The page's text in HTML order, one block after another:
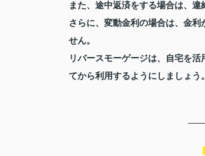
また、途中返済をする場合は、違
さらに、変動金利の場合は、金
せん。
リバースモーゲージは、自宅を
てから利用するようにしましょう。